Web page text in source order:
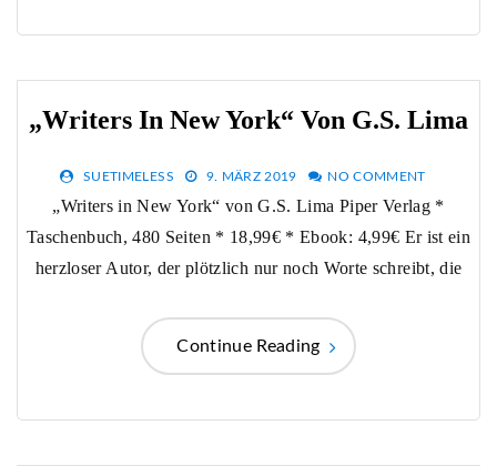
„Writers In New York“ Von G.S. Lima
SUETIMELESS 9. MÄRZ 2019 NO COMMENT
„Writers in New York“ von G.S. Lima Piper Verlag *
Taschenbuch, 480 Seiten * 18,99€ * Ebook: 4,99€ Er ist ein
herzloser Autor, der plötzlich nur noch Worte schreibt, die
Continue Reading